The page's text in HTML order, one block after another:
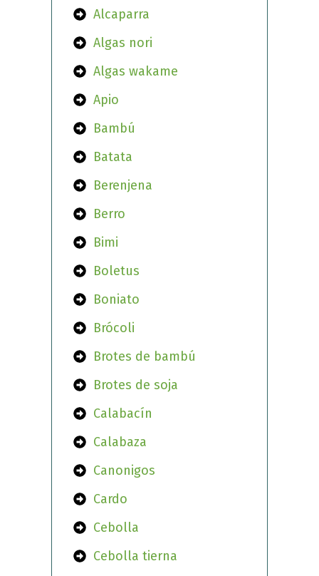
Alcaparra
Algas nori
Algas wakame
Apio
Bambú
Batata
Berenjena
Berro
Bimi
Boletus
Boniato
Brócoli
Brotes de bambú
Brotes de soja
Calabacín
Calabaza
Canonigos
Cardo
Cebolla
Cebolla tierna